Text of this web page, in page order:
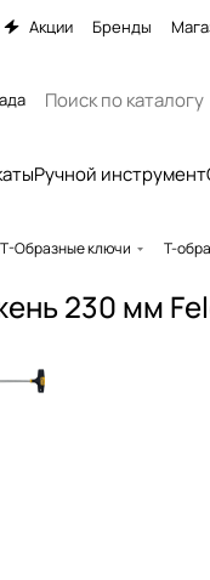
Акции Бренды
Ручной инструмент
Т-Образные ключи Т-
230 мм